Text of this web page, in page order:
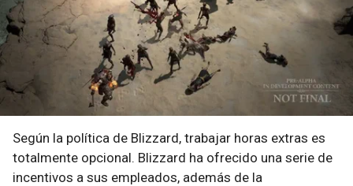
Según la política de Blizzard, trabajar horas extras es
totalmente opcional. Blizzard ha ofrecido una serie de
incentivos a sus empleados, además de la